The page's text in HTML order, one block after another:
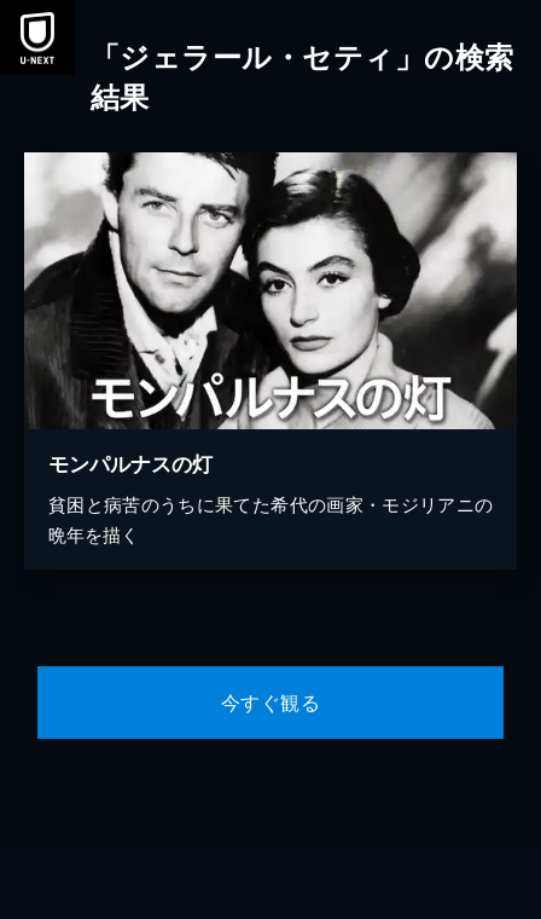
本文へスキップ
「ジェラール・セティ」の検索
結果
モンパルナスの灯
貧困と病苦のうちに果てた希代の画家・モジリアニの
晩年を描く
今すぐ観る